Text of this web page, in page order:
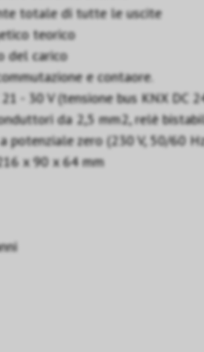
totale di tutte le uscite
teorico
del carico
e contaore.
- 30 V (tensione bus KNX DC
da 2,5 mm2, relè
potenziale zero (230 V, 50/60
x 90 x 64 mm